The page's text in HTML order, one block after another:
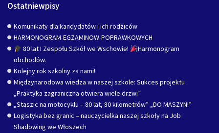
Ostatniewpisy
Komunikaty dla kandydatów i ich rodziców
HARMONOGRAM-EGZAMINOW-POPRAWKOWYCH
80 lat I Zespołu Szkół we Wschowie!
Harmonogram
obchodów.
Kolejny rok szkolny za nami!
Międzynarodowa wiedza w naszej szkole: Sukces projektu
„Praktyka zagraniczna otwiera wiele drzwi”
„Staszic na motocyklu – 80 lat, 80 kilometrów” „DO MASZYN!”
Logistyka bez granic – nauczycielka naszej szkoły na Job
Shadowing we Włoszech